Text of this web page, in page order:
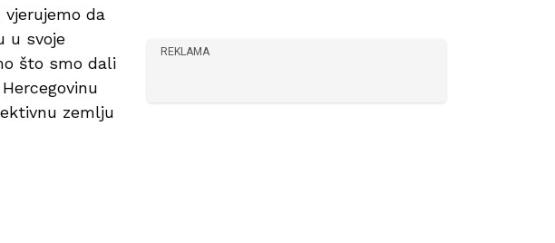
vjerujemo da
u svoje
što smo dali
zemlju
REKLAMA